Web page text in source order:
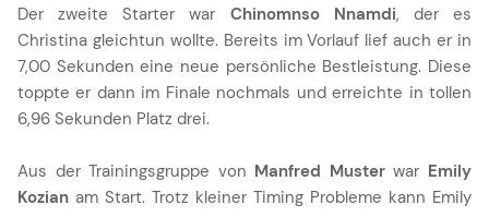
Der zweite Starter war Chinomnso Nnamdi, der es
Christina gleichtun wollte. Bereits im Vorlauf lief auch er in
7,00 Sekunden eine neue persönliche Bestleistung. Diese
toppte er dann im Finale nochmals und erreichte in tollen
6,96 Sekunden Platz drei.
Aus der Trainingsgruppe von Manfred Musterwar Emily
Kozian am Start. Trotz kleiner Timing Probleme kann Emily